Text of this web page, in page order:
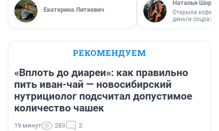
Екатерина Литкевич
Наталья
Открыла
деньги
РЕКОМЕНДУЕМ
«Вплоть до диареи»: как правильно
пить иван-чай — новосибирский
нутрициолог подсчитал допустимое
количество чашек
19 минут 283 2